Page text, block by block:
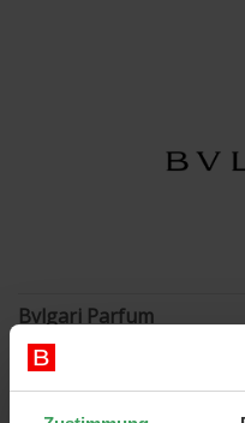
Bvlgari Parfum
Fantastische und luxuriöse
Design und dekoriert